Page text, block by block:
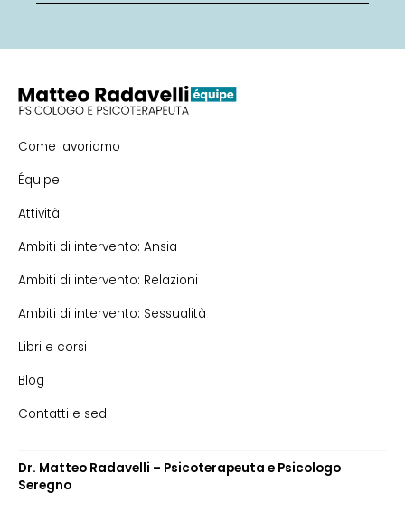
Come lavoriamo
Équipe
Attività
Ambiti di intervento: Ansia
Ambiti di intervento: Relazioni
Ambiti di intervento: Sessualità
Libri e corsi
Blog
Contatti e sedi
Dr. Matteo Radavelli – Psicoterapeuta e Psicologo
Seregno